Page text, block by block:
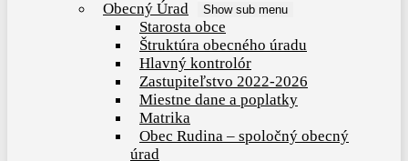
Obecný Úrad
Show sub menu
Starosta obce
Štruktúra obecného úradu
Hlavný kontrolór
Zastupiteľstvo 2022-2026
Miestne dane a poplatky
Matrika
Obec Rudina – spoločný obecný
úrad